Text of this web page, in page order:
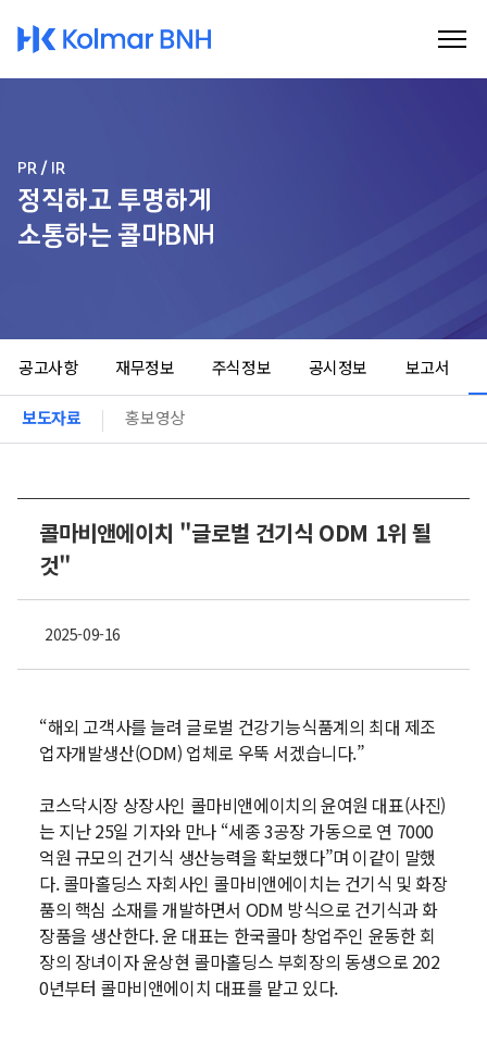
Kolmar BNH
PR / IR
정직하고 투명하게
소통하는 콜마BNH
공고사항 재무정보 주식정보 공시정보 보고서
보도자료 홍보영상
콜마비앤에이치 "글로벌 건기식 ODM 1위 될
것"
2025-09-16
“해외 고객사를 늘려 글로벌 건강기능식품계의 최대 제조
업자개발생산(ODM) 업체로 우뚝 서겠습니다.”
코스닥시장 상장사인 콜마비앤에이치의 윤여원 대표(사진)
는 지난 25일 기자와 만나 “세종 3공장 가동으로 연 7000
억원 규모의 건기식 생산능력을 확보했다”며 이같이 말했
다. 콜마홀딩스 자회사인 콜마비앤에이치는 건기식 및 화장
품의 핵심 소재를 개발하면서 ODM 방식으로 건기식과 화
장품을 생산한다. 윤 대표는 한국콜마 창업주인 윤동한 회
장의 장녀이자 윤상현 콜마홀딩스 부회장의 동생으로 202
0년부터 콜마비앤에이치 대표를 맡고 있다.